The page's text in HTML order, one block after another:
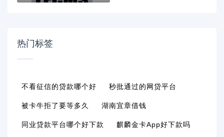
热门标签
不看征信的贷款哪个好 秒批通过的网贷平台
被卡牛拒了要等多久 湖南宜章借钱
同业贷款平台哪个好下款 麒麟金卡app好下款吗